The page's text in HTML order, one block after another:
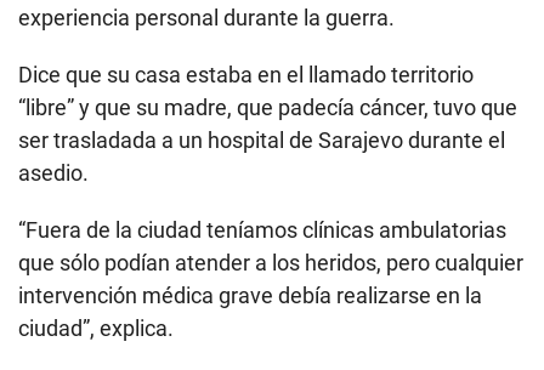
experiencia personal durante la guerra.
Dice que su casa estaba en el llamado territorio
“libre” y que su madre, que padecía cáncer, tuvo que
ser trasladada a un hospital de Sarajevo durante el
asedio.
“Fuera de la ciudad teníamos clínicas ambulatorias
que sólo podían atender a los heridos, pero cualquier
intervención médica grave debía realizarse en la
ciudad”, explica.